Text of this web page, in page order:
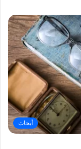
أبحاث